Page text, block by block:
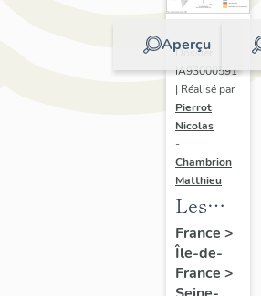
Aperçu
Dossier
IA93000591
| Réalisé par
Pierrot
Nicolas
-
Chambrion
Matthieu
Les
Lilas -
Patrimoine
industriel
France >
Île-de-
France >